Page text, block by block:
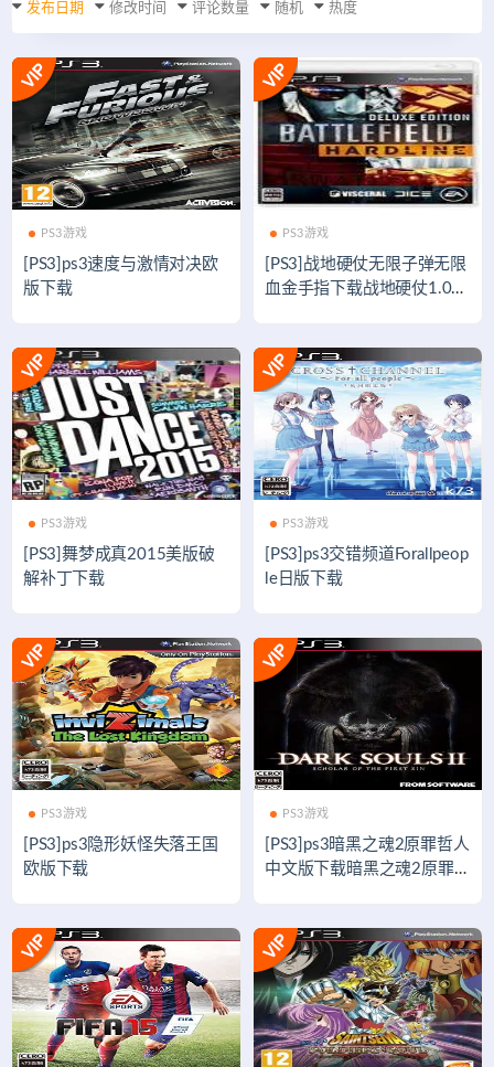
发布日期 修改时间 评论数量 随机 热度
PS3游戏
[PS3]ps3速度与激情对决欧
版下载
PS3游戏
[PS3]战地硬仗无限子弹无限
血金手指下载战地硬仗1.03
PS3游戏
[PS3]舞梦成真2015美版破
解补丁下载
PS3游戏
[PS3]ps3交错频道Forallpeop
le日版下载
PS3游戏
[PS3]ps3隐形妖怪失落王国
欧版下载
PS3游戏
[PS3]ps3暗黑之魂2原罪哲人
中文版下载暗黑之魂2原罪哲